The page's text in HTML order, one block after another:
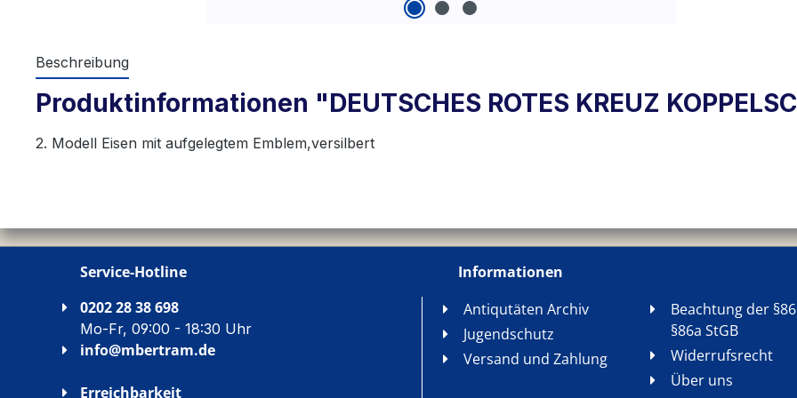
Beschreibung
Produktinformationen "DEUTSCHES ROTES KREUZ
2. Modell Eisen mit aufgelegtem Emblem,versilbert
Service-Hotline
0202 28 38 698
Mo-Fr, 09:00 - 18:30 Uhr
info@mbertram.de
Erreichbarkeit
Informationen
Antiqutäten Archiv
Jugendschutz
Versand und Zahlung
Beachtung der
§86a StGB
Widerrufsrecht
Über uns